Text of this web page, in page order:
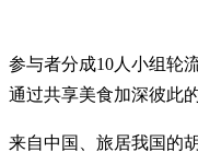
参与者分成10人小组轮
通过共享美食加深彼此的
来自中国、旅居我国的